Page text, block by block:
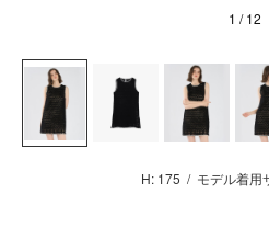
1 / 12
H: 175 / モデル着用